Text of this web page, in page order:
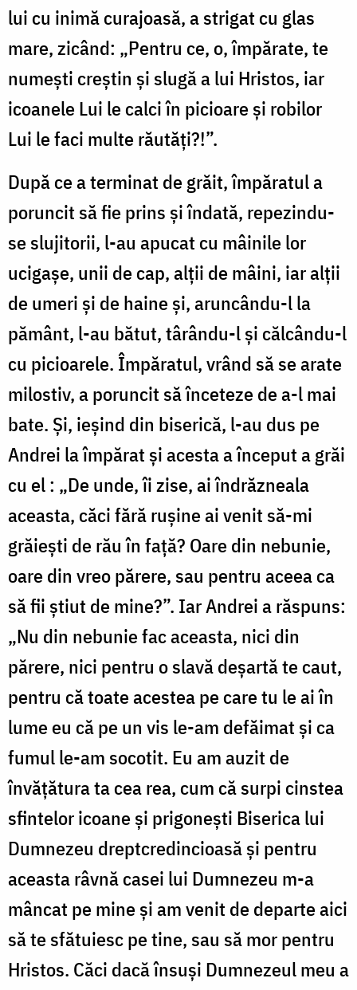
lui cu inimă curajoasă, a strigat cu glas
mare, zicând: „Pentru ce, o, împărate, te
numești creștin și slugă a lui Hristos, iar
icoanele Lui le calci în picioare și robilor
Lui le faci multe răutăți?!”.
După ce a terminat de grăit, împăratul a
poruncit să fie prins și îndată, repezindu-
se slujitorii, l-au apucat cu mâinile lor
ucigașe, unii de cap, alții de mâini, iar alții
de umeri și de haine și, aruncându-l la
pământ, l-au bătut, târându-l și călcându-l
cu picioarele. Împăratul, vrând să se arate
milostiv, a poruncit să înceteze de a-l mai
bate. Și, ieșind din biserică, l-au dus pe
Andrei la împărat și acesta a început a grăi
cu el : „De unde, îi zise, ai îndrăzneala
aceasta, căci fără rușine ai venit să-mi
grăiești de rău în față? Oare din nebunie,
oare din vreo părere, sau pentru aceea ca
să fii știut de mine?”. Iar Andrei a răspuns:
„Nu din nebunie fac aceasta, nici din
părere, nici pentru o slavă deșartă te caut,
pentru că toate acestea pe care tu le ai în
lume eu că pe un vis le-am defăimat și ca
fumul le-am socotit. Eu am auzit de
învățătura ta cea rea, cum că surpi cinstea
sfintelor icoane și prigonești Biserica lui
Dumnezeu dreptcredincioasă și pentru
aceasta râvnă casei lui Dumnezeu m-a
mâncat pe mine și am venit de departe aici
să te sfătuiesc pe tine, sau să mor pentru
Hristos. Căci dacă însuși Dumnezeul meu a